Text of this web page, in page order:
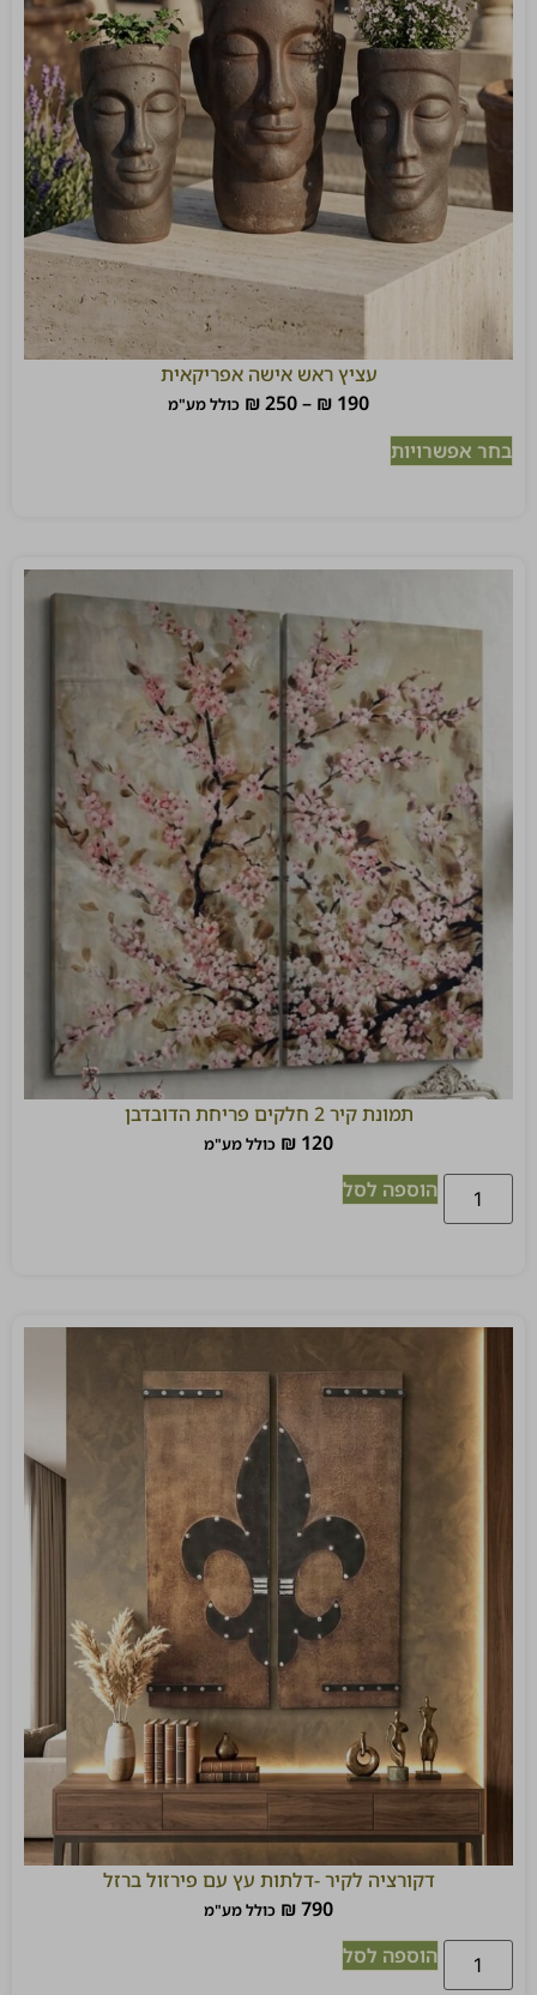
עציץ ראש אישה אפריקאית
₪ 190
–
₪250 כולל מע"מ
בחר אפשרויות
תמונת קיר 2 חלקים פריחת הדובדבן
₪ 120 כולל מע"מ
הוספה לסל
דקורציה לקיר -דלתות עץ עם פירזול ברזל
₪790 כולל מע"מ
הוספה לסל